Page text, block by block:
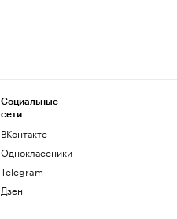
Социальные
сети
ВКонтакте
Одноклассники
Telegram
Дзен